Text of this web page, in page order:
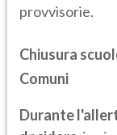
provvisorie.
Chiusura
Comuni
Durante